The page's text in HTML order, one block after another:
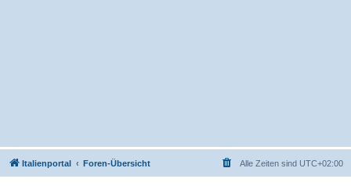
Italienportal Foren-Übersicht Alle Zeiten sind UTC+02:00